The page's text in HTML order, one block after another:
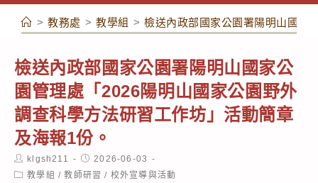
容
> 教務處 > 教學組 > 檢送內政部國家公園署陽明山國家
檢送內政部國家公園署陽明山國家公
園管理處「2026陽明山國家公園野外
調查科學方法研習工作坊」活動簡章
及海報1份。
Post
author:
klgsh211
Post
published:
2026-06-03
Post教學組 / 教師研習 / 校外宣導與活動